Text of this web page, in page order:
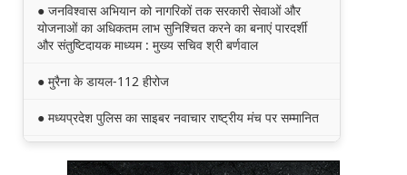
● जनविश्वास अभियान को नागरिकों तक सरकारी सेवाओं और
योजनाओं का अधिकतम लाभ सुनिश्चित करने का बनाएं पारदर्शी
और संतुष्टिदायक माध्यम : मुख्य सचिव श्री बर्णवाल
● मुरैना के डायल-112 हीरोज
● मध्यप्रदेश पुलिस का साइबर नवाचार राष्ट्रीय मंच पर सम्मानित